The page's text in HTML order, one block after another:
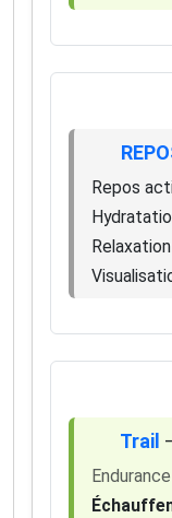
Repos
Trail